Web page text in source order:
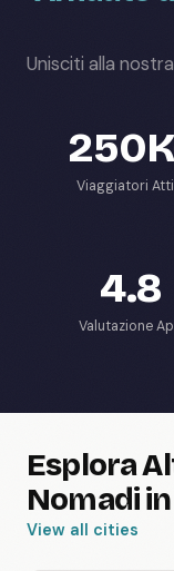
Unisciti alla
Viaggiatori
4.8
Valutazione
Esplora
Nomadi
View all cities